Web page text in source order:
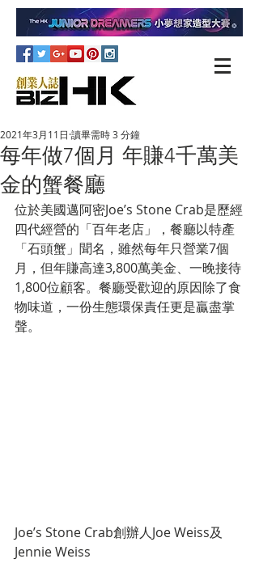
每年做7個月 年賺4千萬美
金的蟹餐廳
2021年3月11日 讀畢需時 3 分鐘
位於美國邁阿密Joe’s Stone Crab是歷經
四代經營的「百年老店」，餐廳以特產
「石頭蟹」聞名，雖然每年只營業7個
月，但年賺高達3,800萬美金、一晚接待
1,800位顧客。餐廳受歡迎的原因除了食
物味道，一份生態環保責任更是贏盡掌
聲。
Joe’s Stone Crab創辦人Joe Weiss及
Jennie Weiss